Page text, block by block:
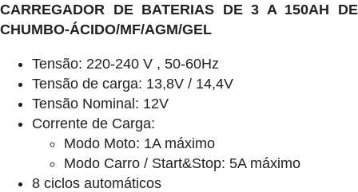
CARREGADOR DE BATERIAS DE 3 A 150AH DE
CHUMBO-ÁCIDO/MF/AGM/GEL
Tensão: 220-240 V , 50-60Hz
Tensão de carga: 13,8V / 14,4V
Tensão Nominal: 12V
Corrente de Carga:
Modo Moto: 1A máximo
Modo Carro / Start&Stop: 5A máximo
8 ciclos automáticos